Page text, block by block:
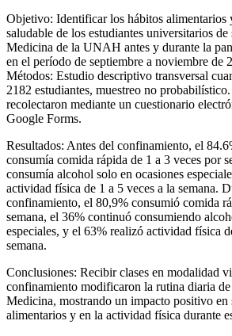
Objetivo: Identificar los hábitos alimentarios
saludable de los estudiantes universitarios
Medicina de la UNAH antes y durante la
en el período de septiembre a noviembre de
Métodos: Estudio descriptivo transversal
2182 estudiantes, muestreo no
recolectaron mediante un cuestionario
Google Forms.
Resultados: Antes del confinamiento, el
consumía comida rápida de 1 a 3 veces por
consumía alcohol solo en ocasiones
actividad física de 1 a 5 veces a la semana.
confinamiento, el 80,9% consumió comida
semana, el 36% continuó consumiendo
especiales, y el 63% realizó actividad física
semana.
Conclusiones: Recibir clases en modalidad
confinamiento modificaron la rutina diaria de
Medicina, mostrando un impacto positivo en
alimentarios y en la actividad física durante